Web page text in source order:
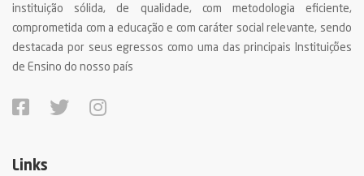
instituição sólida, de qualidade, com metodologia eficiente,
comprometida com a educação e com caráter social relevante, sendo
destacada por seus egressos como uma das principais Instituições
de Ensino do nosso país
Links